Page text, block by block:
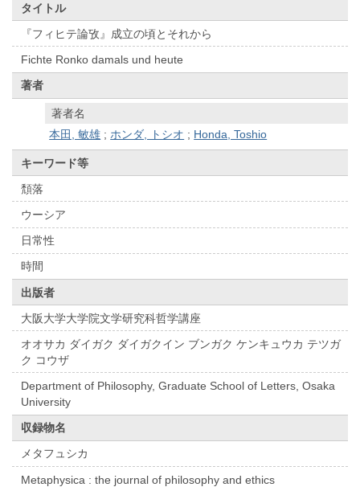
タイトル
『フィヒテ論攷』成立の頃とそれから
Fichte Ronko damals und heute
著者
著者名
本田, 敏雄 ;ホンダ, トシオ ; Honda, Toshio
キーワード等
頽落
ウーシア
日常性
時間
出版者
大阪大学大学院文学研究科哲学講座
オオサカ ダイガク ダイガクイン ブンガク ケンキュウカ テツガ
ク コウザ
Department of Philosophy, Graduate School of Letters, Osaka
University
収録物名
メタフュシカ
Metaphysica : the journal of philosophy and ethics